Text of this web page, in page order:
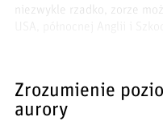
niezwykle rzadko, zorze
Zrozumienie
aurory